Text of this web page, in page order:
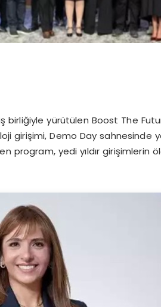
yürütülen Boost The
girişimi, Demo Day sahnesinde
program, yedi yıldır